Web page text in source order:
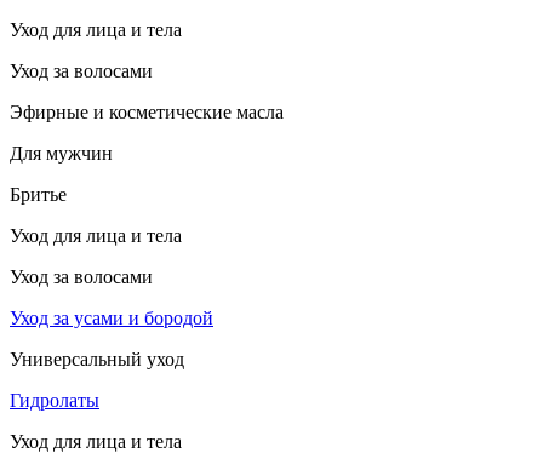
Уход для лица и тела
Уход за волосами
Эфирные и косметические масла
Для мужчин
Бритье
Уход для лица и тела
Уход за волосами
Уход за усами и бородой
Универсальный уход
Гидролаты
Уход для лица и тела